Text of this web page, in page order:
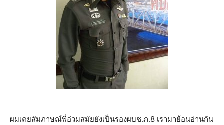
ผมเคยสัมภาษณ์พี่อ่วมสมัยยังเป็นรองผบช.ภ.8 เรามาย้อนอ่านกัน